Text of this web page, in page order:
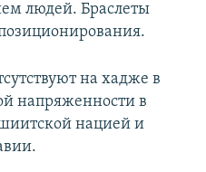
людей. Браслеты
на хадже в
напряженности в
нацией и